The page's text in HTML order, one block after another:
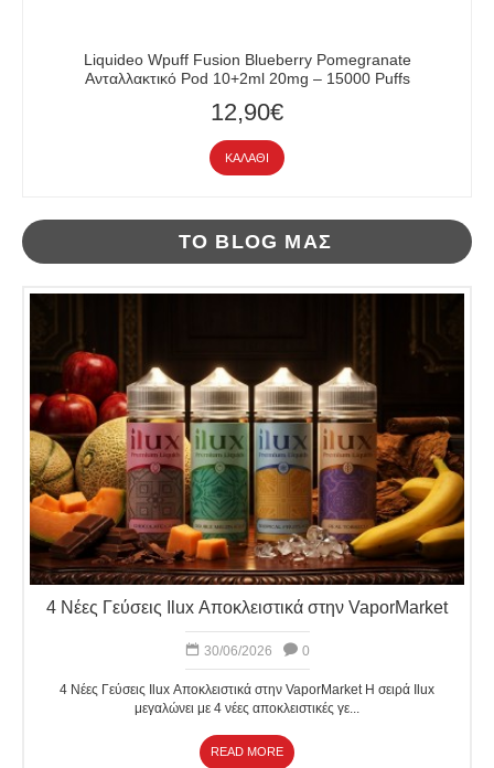
Liquideo Wpuff Fusion Blueberry Pomegranate
Ανταλλακτικό Pod 10+2ml 20mg – 15000 Puffs
12,90€
ΚΑΛΆΘΙ
ΤΟ BLOG ΜΑΣ
4 Νέες Γεύσεις Ilux Αποκλειστικά στην VaporMarket
30/06/2026 0
4 Νέες Γεύσεις Ilux Αποκλειστικά στην VaporMarket Η σειρά Ilux
μεγαλώνει με 4 νέες αποκλειστικές γε...
READ MORE